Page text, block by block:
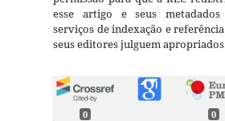
esse artigo e seus metadados
serviços de indexação e
seus editores julguem
0 0